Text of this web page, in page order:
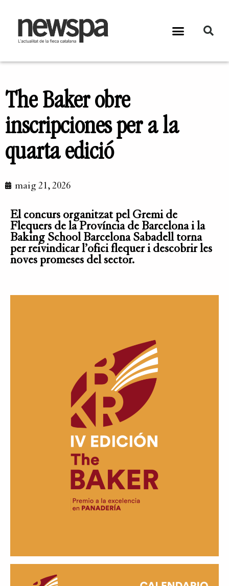
The Baker obre
inscripciones per a la
quarta edició
maig 21, 2026
El concurs organitzat pel Gremi de
Flequers de la Província de Barcelona i la
Baking School Barcelona Sabadell torna
per reivindicar l’ofici flequer i descobrir les
noves promeses del sector.